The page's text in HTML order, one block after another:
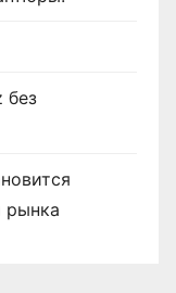
без
рынка